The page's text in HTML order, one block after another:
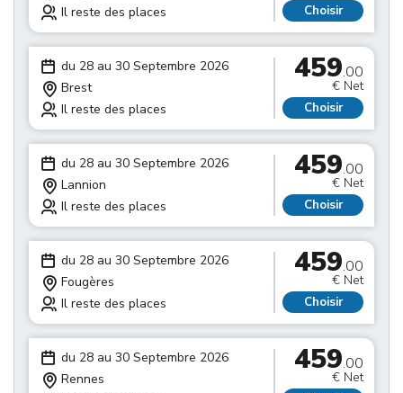
Il reste des places
Choisir
du 28 au 30 Septembre 2026
Brest
Il reste des places
459.00
€ Net
Choisir
du 28 au 30 Septembre 2026
Lannion
Il reste des places
459.00
€ Net
Choisir
du 28 au 30 Septembre 2026
Fougères
Il reste des places
459.00
€ Net
Choisir
du 28 au 30 Septembre 2026
Rennes
459.00
€ Net